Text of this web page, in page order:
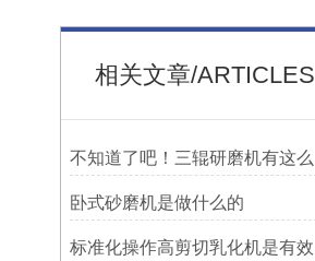
相关文章/ARTICLES
卧式砂磨机是做什么的